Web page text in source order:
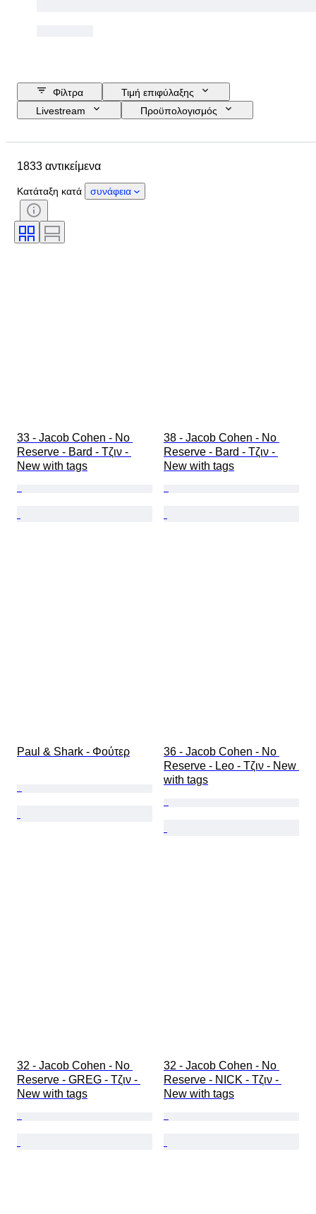
Φίλτρα
Τιμή επιφύλαξης
Livestream
Προϋπολογισμός
Country of origin
Κατάσταση
Στυλ
Χρώμα
Μέγεθος ρούχου
Μέγεθος στο αντικείμενο
1833 αντικείμενα
Κατάταξη κατά συνάφεια
33 - Jacob Cohen - No
Reserve - Bard - Τζιν -
New with tags
38 - Jacob Cohen - No
Reserve - Bard - Τζιν -
New with tags
Paul & Shark - Φούτερ
36 - Jacob Cohen - No
Reserve - Leo - Τζιν - New
with tags
32 - Jacob Cohen - No
Reserve - GREG - Τζιν -
New with tags
32 - Jacob Cohen - No
Reserve - NICK - Τζιν -
New with tags